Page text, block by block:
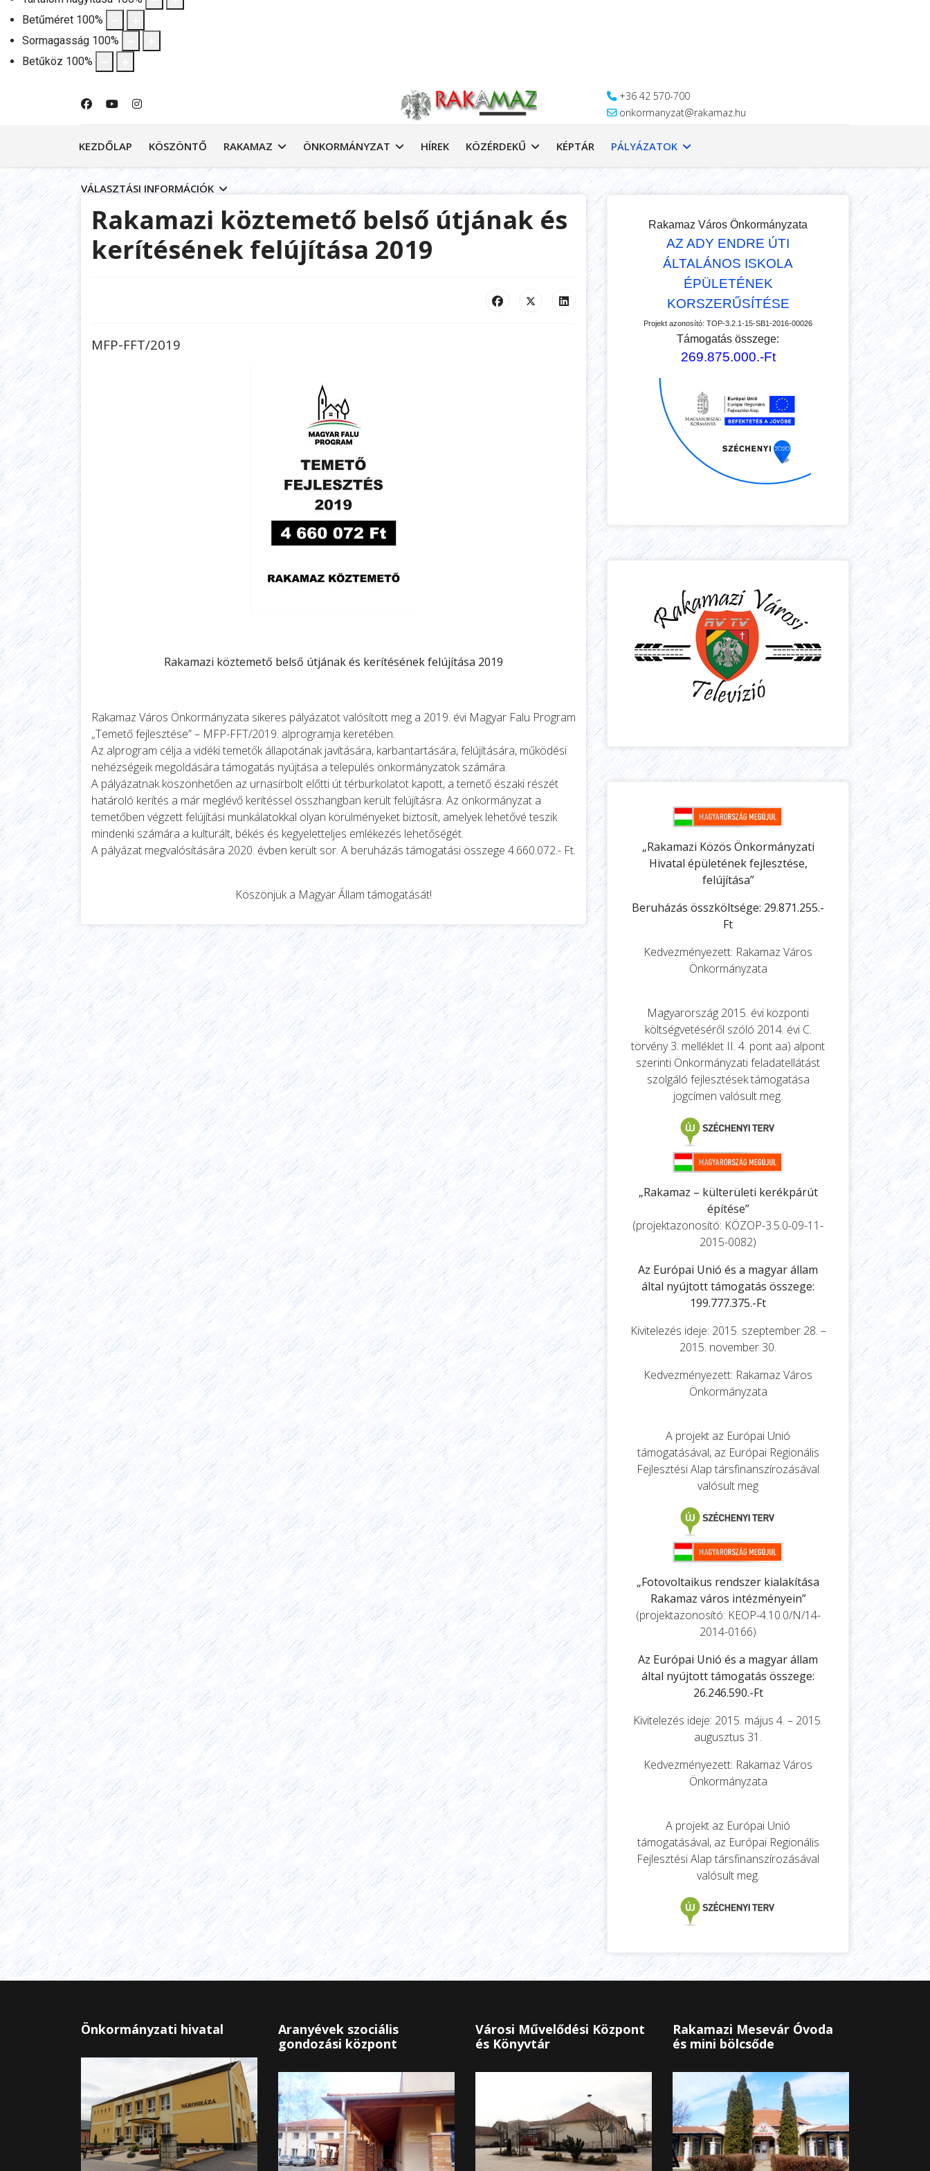
Betűméret 100%
Sormagasság 100%
Betűköz 100%
+36 42 570-700
onkormanyzat@rakamaz.hu
KEZDŐLAP KÖSZÖNTŐ RAKAMAZ ÖNKORMÁNYZAT HÍREK KÖZÉRDEKŰ KÉPTÁR PÁLYÁZATOK
VÁLASZTÁSI INFORMÁCIÓK
Rakamazi köztemető belső útjának és
kerítésének felújítása 2019
MFP-FFT/2019
Rakamazi köztemető belső útjának és kerítésének felújítása 2019
Rakamaz Város Önkormányzata sikeres pályázatot valósított meg a 2019. évi Magyar Falu Program
„Temető fejlesztése” – MFP-FFT/2019. alprogramja keretében.
Az alprogram célja a vidéki temetők állapotának javítására, karbantartására, felújítására, működési
nehézségeik megoldására támogatás nyújtása a település önkormányzatok számára.
A pályázatnak köszönhetően az urnasírbolt előtti út térburkolatot kapott, a temető északi részét
határoló kerítés a már meglévő kerítéssel összhangban került felújításra. Az önkormányzat a
temetőben végzett felújítási munkálatokkal olyan körülményeket biztosít, amelyek lehetővé teszik
mindenki számára a kulturált, békés és kegyeletteljes emlékezés lehetőségét.
A pályázat megvalósítására 2020. évben került sor. A beruházás támogatási összege 4.660.072.- Ft.
Köszönjük a Magyar Állam támogatását!
Rakamaz Város Önkormányzata
AZ ADY ENDRE ÚTI
ÁLTALÁNOS ISKOLA
ÉPÜLETÉNEK
KORSZERŰSÍTÉSE
Projekt azonosító: TOP-3.2.1-15-SB1-2016-00026
Támogatás összege:
269.875.000.-Ft
„Rakamazi Közös Önkormányzati
Hivatal épületének fejlesztése,
felújítása”
Beruházás összköltsége: 29.871.255.-
Ft
Kedvezményezett: Rakamaz Város
Önkormányzata
Magyarország 2015. évi központi
költségvetéséről szóló 2014. évi C.
törvény 3. melléklet II. 4. pont aa) alpont
szerinti Önkormányzati feladatellátást
szolgáló fejlesztések támogatása
jogcímen valósult meg.
„Rakamaz – külterületi kerékpárút
építése”
(projektazonosító: KÖZOP-3.5.0-09-11-
2015-0082)
Az Európai Unió és a magyar állam
által nyújtott támogatás összege:
199.777.375.-Ft
Kivitelezés ideje: 2015. szeptember 28. –
2015. november 30.
Kedvezményezett: Rakamaz Város
Önkormányzata
A projekt az Európai Unió
támogatásával, az Európai Regionális
Fejlesztési Alap társfinanszírozásával
valósult meg
„Fotovoltaikus rendszer kialakítása
Rakamaz város intézményein”
(projektazonosító: KEOP-4.10.0/N/14-
2014-0166)
Az Európai Unió és a magyar állam
által nyújtott támogatás összege:
26.246.590.-Ft
Kivitelezés ideje: 2015. május 4. – 2015.
augusztus 31.
Kedvezményezett: Rakamaz Város
Önkormányzata
A projekt az Európai Unió
támogatásával, az Európai Regionális
Fejlesztési Alap társfinanszírozásával
valósult meg.
Önkormányzati hivatal
Aranyévek szociális
gondozási központ
Városi Művelődési Központ
és Könyvtár
Rakamazi Mesevár Óvoda
és mini bölcsőde